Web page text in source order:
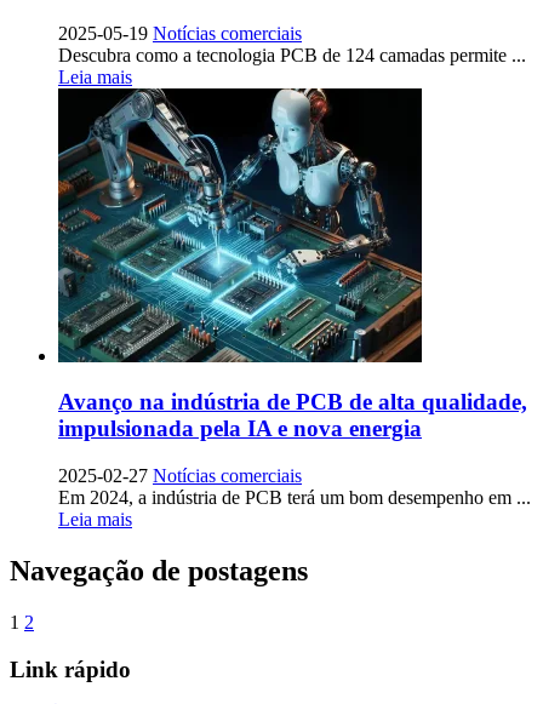
2025-05-19 Notícias comerciais
Descubra como a tecnologia PCB de 124 camadas permite ...
Leia mais
Avanço na indústria de PCB de alta qualidade,
impulsionada pela IA e nova energia
2025-02-27 Notícias comerciais
Em 2024, a indústria de PCB terá um bom desempenho em ...
Leia mais
Navegação de postagens
1 2
Link rápido